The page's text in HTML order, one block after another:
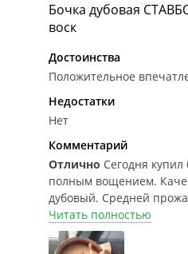
Бочка дубовая
воск
Достоинства
Положительное
Недостатки
Нет
Комментарий
Отлично Сегодня
полным вощением.
дубовый. Средней
течи нет, кран держит.
Читать полностью